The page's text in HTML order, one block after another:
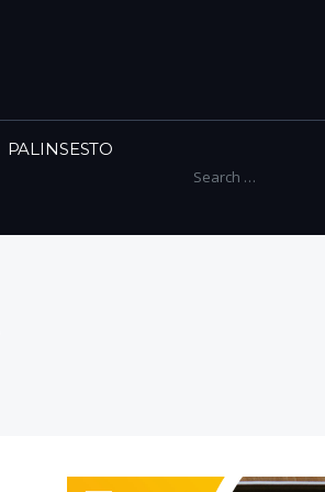
Search for:
PALINSESTO